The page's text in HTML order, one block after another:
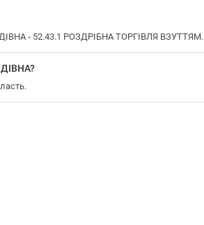
- 52.43.1 РОЗДРІБНА ТОРГІВЛЯ ВЗУТТЯМ.